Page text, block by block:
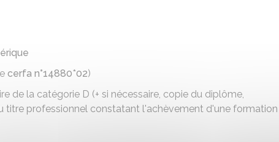
cerfa n°14880*02)
de la catégorie D (+ si nécessaire, copie du diplôme,
titre professionnel constatant l'achèvement d'une formation